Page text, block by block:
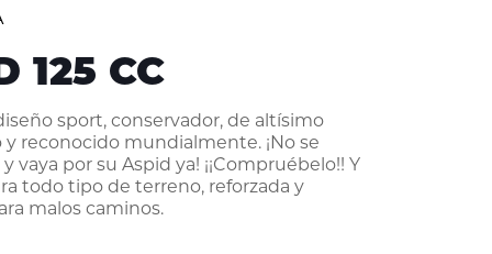
125 CC
sport, conservador, de altísimo
reconocido mundialmente. ¡No se
vaya por su Aspid ya! ¡¡Compruébelo!! Y
todo tipo de terreno, reforzada y
malos caminos.